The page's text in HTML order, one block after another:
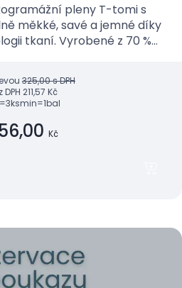
pleny T-tomi s
měkké, savé a jemné díky
tkaní. Vyrobené z 70 %
325,00 s DPH
DPH 211,57 Kč
min=1bal
Kč